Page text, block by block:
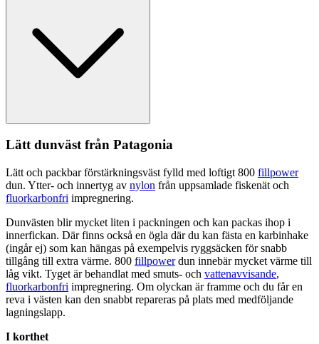
Lätt dunväst från Patagonia
Lätt och packbar förstärkningsväst fylld med loftigt 800 fillpower
dun. Ytter- och innertyg av nylon från uppsamlade fiskenät och
fluorkarbonfri impregnering.
Dunvästen blir mycket liten i packningen och kan packas ihop i
innerfickan. Där finns också en ögla där du kan fästa en karbinhake
(ingår ej) som kan hängas på exempelvis ryggsäcken för snabb
tillgång till extra värme. 800 fillpowerdun innebär mycket värme till
låg vikt. Tyget är behandlat med smuts- och vattenavvisande,
fluorkarbonfri impregnering. Om olyckan är framme och du får en
reva i västen kan den snabbt repareras på plats med medföljande
lagningslapp.
I korthet